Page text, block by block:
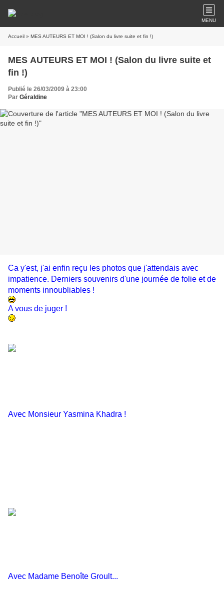
MENU
Accueil » MES AUTEURS ET MOI ! (Salon du livre suite et fin !)
MES AUTEURS ET MOI ! (Salon du livre suite et
fin !)
Publié le 26/03/2009 à 23:00
Par Géraldine
Ca y'est, j'ai enfin reçu les photos que j'attendais avec
impatience. Derniers souvenirs d'une journée de folie et de
moments innoubliables !
A vous de juger !
Avec Monsieur Yasmina Khadra !
Avec Madame Benoîte Groult...